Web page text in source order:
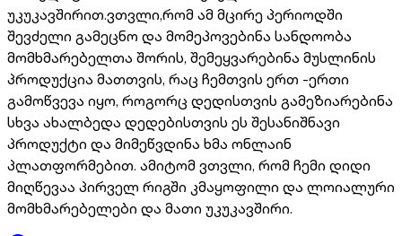
უკუკავშირით.ვთვლი,რომ ამ მცირე პერიოდში
შევძელი გამეცნო და მომეპოვებინა სანდოობა
მომხმარებელთა შორის, შემეყვარებინა მუსლინის
პროდუქცია მათთვის, რაც ჩემთვის ერთ -ერთი
გამოწვევა იყო, როგორც დედისთვის გამეზიარებინა
სხვა ახალბედა დედებისთვის ეს შესანიშნავი
პროდუქტი და მიმეწვდინა ხმა ონლაინ
პლათფორმებით. ამიტომ ვთვლი, რომ ჩემი დიდი
მიღწევაა პირველ რიგში კმაყოფილი და ლოიალური
მომხმარებელები და მათი უკუკავშირი.